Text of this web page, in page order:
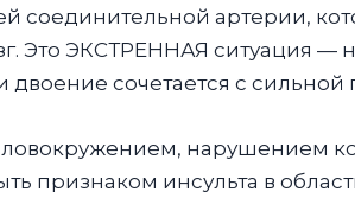
артерии,
Это ЭКСТРЕННАЯ ситуация
сочетается с сильной
нарушением
признаком инсульта в